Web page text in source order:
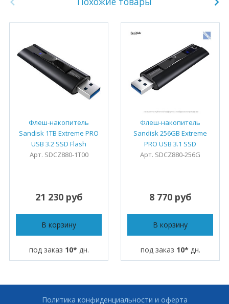
Флеш-накопитель
Sandisk 1TB Extreme PRO
USB 3.2 SSD Flash
Арт. SDCZ880-1T00
21 230 руб
В корзину
под заказ 10* дн.
Флеш-накопитель
Sandisk 256GB Extreme
PRO USB 3.1 SSD
Арт. SDCZ880-256G
8 770 руб
В корзину
под заказ 10* дн.
Политика конфиденциальности и оферта